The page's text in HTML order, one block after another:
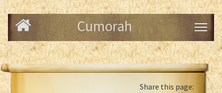
Cumorah
Share this page: